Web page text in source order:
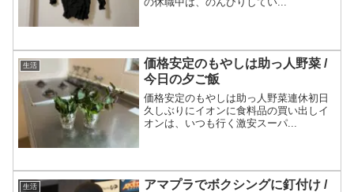
生活
価格安定のもやしは助っ人野菜 /
今日の夕ご飯
価格安定のもやしは助っ人野菜連休初日
久しぶりにイオンに食料品の買い出しイ
オンは、いつも行く激安スーパ...
生活
アマプラでボクシングに釘付け /